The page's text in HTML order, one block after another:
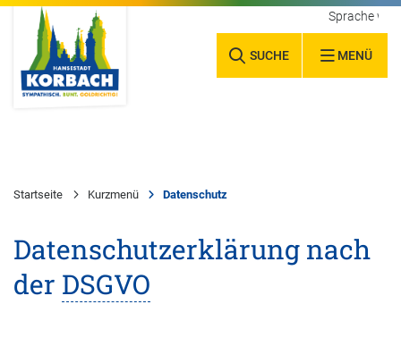
SUCHE MENÜ
Sprache
Startseite Kurzmenü Datenschutz
Datenschutzerklärung nach
der DSGVO